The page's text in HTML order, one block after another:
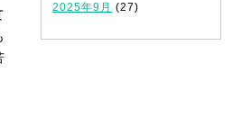
2025年9月 (27)